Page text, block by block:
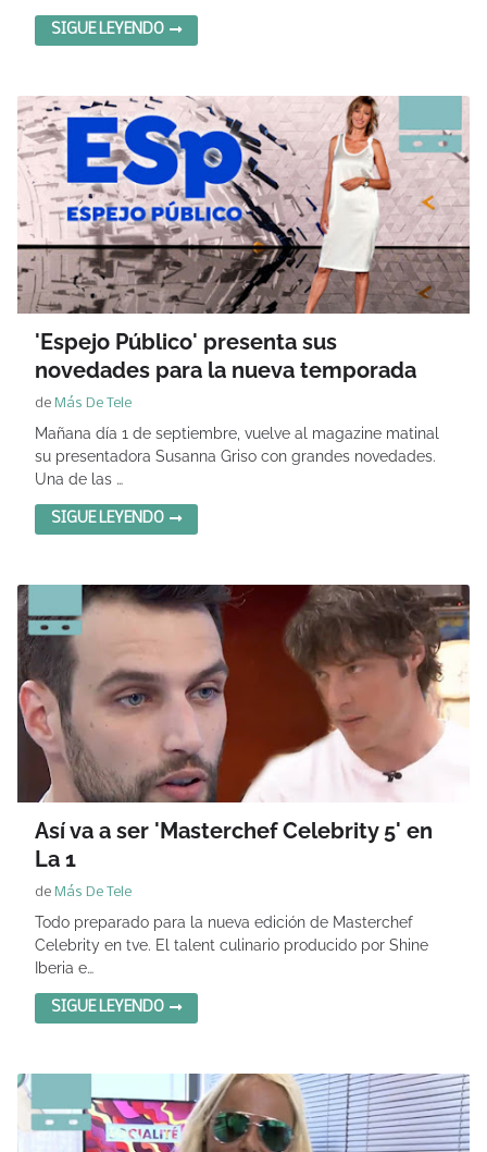
SIGUE LEYENDO
'Espejo Público' presenta sus
novedades para la nueva temporada
de Más De Tele
Mañana día 1 de septiembre, vuelve al magazine matinal
su presentadora Susanna Griso con grandes novedades.
Una de las …
SIGUE LEYENDO
Así va a ser 'Masterchef Celebrity 5' en
La 1
de Más De Tele
Todo preparado para la nueva edición de Masterchef
Celebrity en tve. El talent culinario producido por Shine
Iberia e…
SIGUE LEYENDO